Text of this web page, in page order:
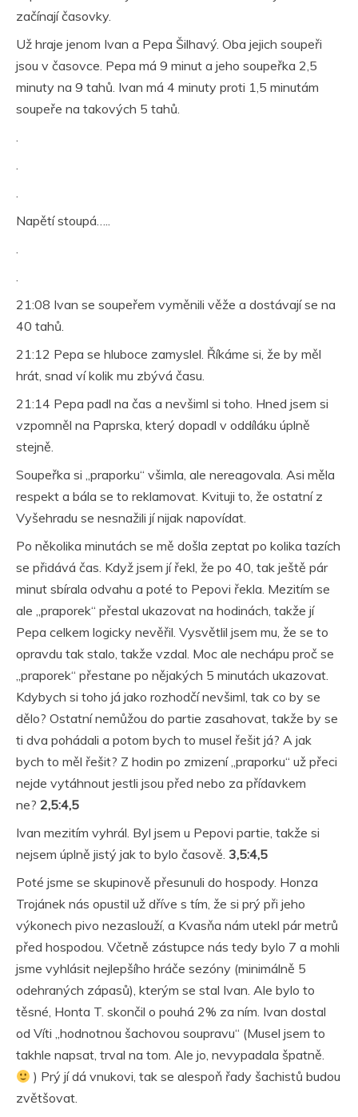
začínají časovky.
Už hraje jenom Ivan a Pepa Šilhavý. Oba jejich soupeři
jsou v časovce. Pepa má 9 minut a jeho soupeřka 2,5
minuty na 9 tahů. Ivan má 4 minuty proti 1,5 minutám
soupeře na takových 5 tahů.
.
.
.
Napětí stoupá…..
.
.
21:08 Ivan se soupeřem vyměnili věže a dostávají se na
40 tahů.
21:12 Pepa se hluboce zamyslel. Říkáme si, že by měl
hrát, snad ví kolik mu zbývá času.
21:14 Pepa padl na čas a nevšiml si toho. Hned jsem si
vzpomněl na Paprska, který dopadl v oddíláku úplně
stejně.
Soupeřka si „praporku“ všimla, ale nereagovala. Asi měla
respekt a bála se to reklamovat. Kvituji to, že ostatní z
Vyšehradu se nesnažili jí nijak napovídat.
Po několika minutách se mě došla zeptat po kolika tazích
se přidává čas. Když jsem jí řekl, že po 40, tak ještě pár
minut sbírala odvahu a poté to Pepovi řekla. Mezitím se
ale „praporek“ přestal ukazovat na hodinách, takže jí
Pepa celkem logicky nevěřil. Vysvětlil jsem mu, že se to
opravdu tak stalo, takže vzdal. Moc ale nechápu proč se
„praporek“ přestane po nějakých 5 minutách ukazovat.
Kdybych si toho já jako rozhodčí nevšiml, tak co by se
dělo? Ostatní nemůžou do partie zasahovat, takže by se
ti dva pohádali a potom bych to musel řešit já? A jak
bych to měl řešit? Z hodin po zmizení „praporku“ už přeci
nejde vytáhnout jestli jsou před nebo za přídavkem
ne? 2,5:4,5
Ivan mezitím vyhrál. Byl jsem u Pepovi partie, takže si
nejsem úplně jistý jak to bylo časově. 3,5:4,5
Poté jsme se skupinově přesunuli do hospody. Honza
Trojánek nás opustil už dříve s tím, že si prý při jeho
výkonech pivo nezaslouží, a Kvasňa nám utekl pár metrů
před hospodou. Včetně zástupce nás tedy bylo 7 a mohli
jsme vyhlásit nejlepšího hráče sezóny (minimálně 5
odehraných zápasů), kterým se stal Ivan. Ale bylo to
těsné, Honta T. skončil o pouhá 2% za ním. Ivan dostal
od Víti „hodnotnou šachovou soupravu“ (Musel jsem to
takhle napsat, trval na tom. Ale jo, nevypadala špatně.
) Prý jí dá vnukovi, tak se alespoň řady šachistů budou
zvětšovat.